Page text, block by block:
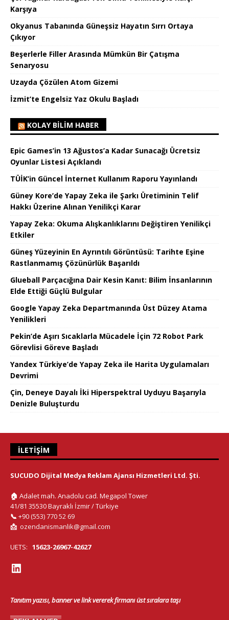
Karşıya
Okyanus Tabanında Güneşsiz Hayatın Sırrı Ortaya
Çıkıyor
Beşerlerle Filler Arasında Mümkün Bir Çatışma
Senaryosu
Uzayda Çözülen Atom Gizemi
İzmit’te Engelsiz Yaz Okulu Başladı
KOLAY BILIM HABER
Epic Games’in 13 Ağustos’a Kadar Sunacağı Ücretsiz
Oyunlar Listesi Açıklandı
TÜİK’in Güncel İnternet Kullanım Raporu Yayınlandı
Güney Kore’de Yapay Zeka ile Şarkı Üretiminin Telif
Hakkı Üzerine Alınan Yenilikçi Karar
Yapay Zeka: Okuma Alışkanlıklarını Değiştiren Yenilikçi
Etkiler
Güneş Yüzeyinin En Ayrıntılı Görüntüsü: Tarihte Eşine
Rastlanmamış Çözünürlük Başarıldı
Glueball Parçacığına Dair Kesin Kanıt: Bilim İnsanlarının
Elde Ettiği Güçlü Bulgular
Google Yapay Zeka Departmanında Üst Düzey Atama
Yenilikleri
Pekin’de Aşırı Sıcaklarla Mücadele İçin 72 Robot Park
Görevlisi Göreve Başladı
Yandex Türkiye’de Yapay Zeka ile Harita Uygulamaları
Devrimi
Çin, Deneye Dayalı İki Hiperspektral Uyduyu Başarıyla
Denizle Buluşturdu
İLETIŞIM
SUCUDO Dijital Medya Reklam Ajansı Hizmetleri Ltd. Şti.
🏠 Adalet mah. Anadolu cad. Megapol Tower
41/81 35530 Bayraklı İzmir / Türkiye
📞 +90 (553) 770 52 69
📩 ozendanismanlik@gmail.com
UETS: 15623-26967-42627
Tanıtım yazısı, banner ve link vererek firmanı üst sıralara taşı